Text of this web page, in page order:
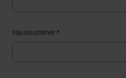
Hausnummer *